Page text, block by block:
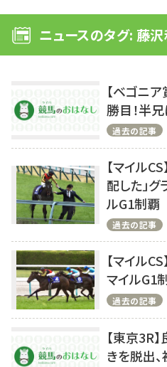
ニュースのタグ: 藤
【ベゴニ
勝目！半
過去の記事
【マイル
配した」
ルG1制覇
過去の記事
【マイル
マイルG1
過去の記事
【東京3R
きを脱出